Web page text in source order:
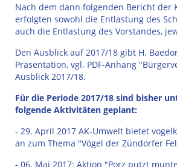
Nach dem dann folgenden Bericht der
erfolgten sowohl die Entlastung des
auch die Entlastung des Vorstandes,
Den Ausblick auf 2017/18 gibt H.
Präsentation, vgl. PDF-Anhang
Ausblick 2017/18.
Für die Periode 2017/18 sind bisher
folgende Aktivitäten geplant:
- 29. April 2017 AK-Umwelt bietet
an zum Thema "Vögel der Zündorfer
- 06. Mai 2017: Aktion "Porz putzt